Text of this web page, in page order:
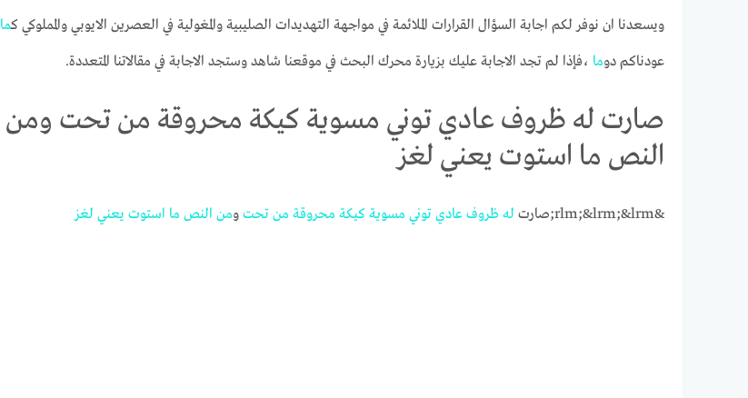
ويسعدنا ان نوفر لكم اجابة السؤال القرارات الملائمة في مواجهة التهديدات الصليبية والمغولية في العصرين الايوبي والمملوكي كما
عودناكم دوما ،فإذا لم تجد الاجابة عليك بزيارة محرك البحث في موقعنا شاهد وستجد الاجابة في مقالاتنا المتعددة.
‏‎‎صارت له ظروف عادي توني مسوية كيكة محروقة من تحت ومن
النص ما استوت يعني لغز
&rlm;&lrm;&lrm;صارت له ظروف عادي توني مسوية كيكة محروقة من تحت ومن النص ما استوت يعني لغز